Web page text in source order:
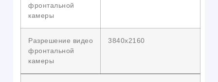
фронтальной
камеры
Разрешение видео
фронтальной
камеры
3840х2160